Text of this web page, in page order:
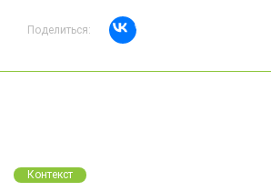
Поделиться:
Контекст